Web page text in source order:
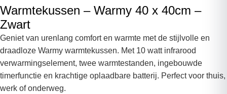
Warmtekussen – Warmy 40 x 40cm –
Zwart
Geniet van urenlang comfort en warmte met de stijlvolle en
draadloze Warmy warmtekussen. Met 10 watt infrarood
verwarmingselement, twee warmtestanden, ingebouwde
timerfunctie en krachtige oplaadbare batterij. Perfect voor thuis,
werk of onderweg.